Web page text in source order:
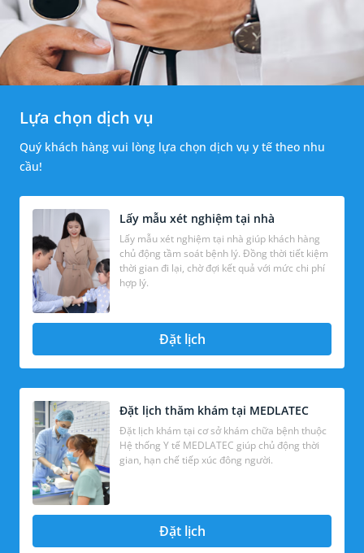
Lựa chọn dịch vụ
Quý khách hàng vui lòng lựa chọn dịch vụ y tế theo nhu
cầu!
Lấy mẫu xét nghiệm tại nhà
Lấy mẫu xét nghiệm tại nhà giúp khách hàng
chủ động tầm soát bệnh lý. Đồng thời tiết kiệm
thời gian đi lại, chờ đợi kết quả với mức chi phí
hợp lý.
Đặt lịch
Đặt lịch thăm khám tại MEDLATEC
Đặt lịch khám tại cơ sở khám chữa bệnh thuộc
Hệ thống Y tế MEDLATEC giúp chủ động thời
gian, hạn chế tiếp xúc đông người.
Đặt lịch